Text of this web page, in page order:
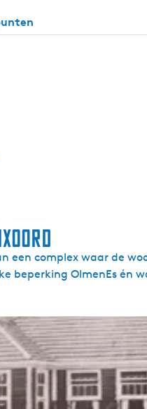
een complex waar de
beperking OlmenEs én